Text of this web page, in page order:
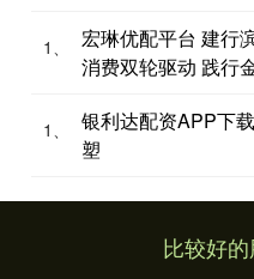
1、
宏琳优配平台 建行
消费双轮驱动 践行
1、
银利达配资APP下
塑
比较好